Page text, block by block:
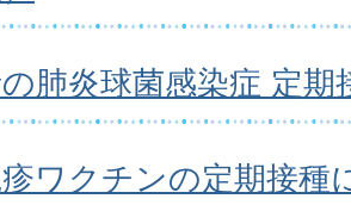
肺炎球菌感染症 定期
ワクチンの定期接種